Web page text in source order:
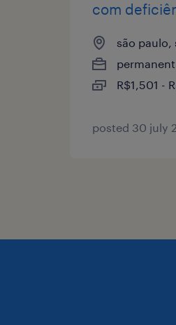
com
são paulo,
permanent
R$1,501 -
posted 30 july